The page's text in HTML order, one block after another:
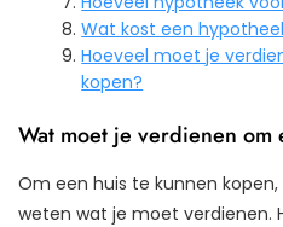
Wat kost een
Hoeveel moet je
kopen?
Wat moet je verdienen om
Om een huis te kunnen
weten wat je moet verdienen.